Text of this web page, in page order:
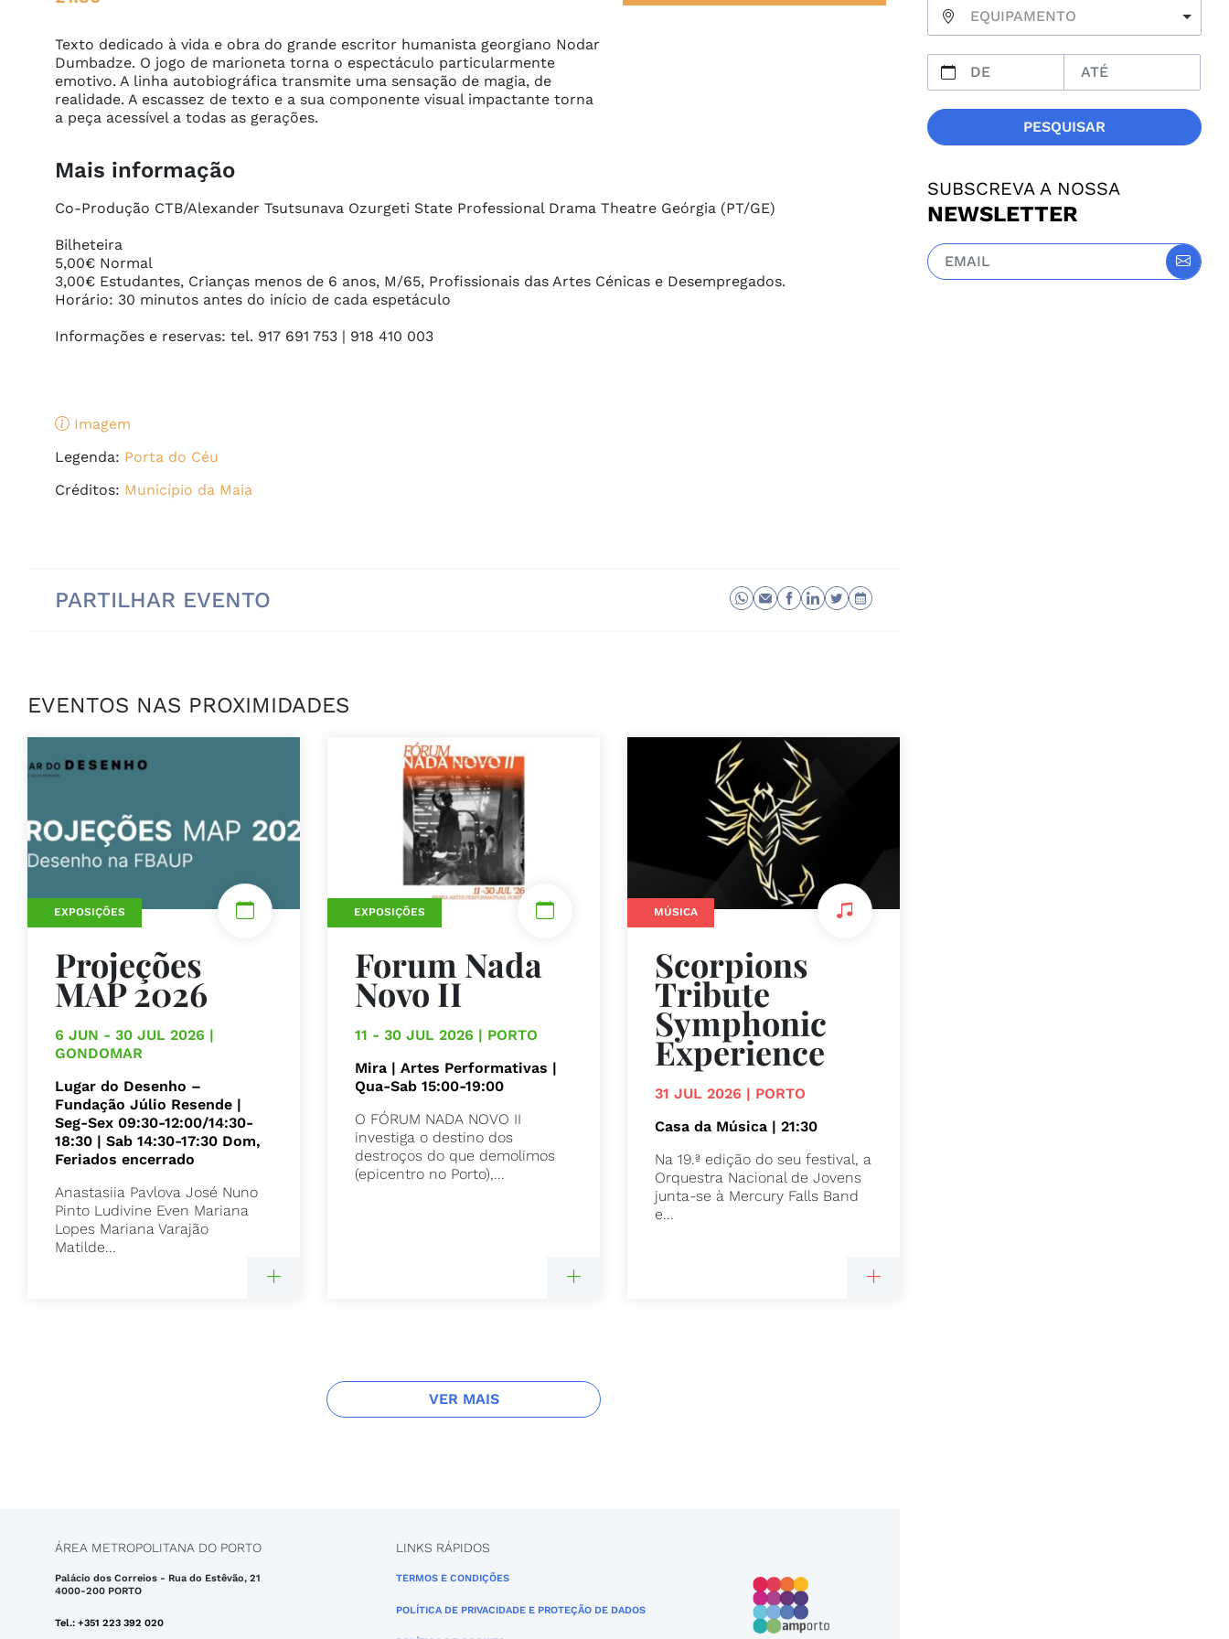
Texto dedicado à vida e obra do grande escritor humanista georgiano Nodar
Dumbadze. O jogo de marioneta torna o espectáculo particularmente
emotivo. A linha autobiográfica transmite uma sensação de magia, de
realidade. A escassez de texto e a sua componente visual impactante torna
a peça acessível a todas as gerações.
Mais informação
Co-Produção CTB/Alexander Tsutsunava Ozurgeti State Professional Drama Theatre Geórgia (PT/GE)
Bilheteira
5,00€ Normal
3,00€ Estudantes, Crianças menos de 6 anos, M/65, Profissionais das Artes Cénicas e Desempregados.
Horário: 30 minutos antes do início de cada espetáculo
Informações e reservas: tel. 917 691 753 | 918 410 003
Imagem
Legenda: Porta do Céu
Créditos: Município da Maia
PARTILHAR EVENTO
EVENTOS NAS PROXIMIDADES
EXPOSIÇÕES
Projeções
MAP 2026
6 JUN - 30 JUL 2026 |
GONDOMAR
Lugar do Desenho –
Fundação Júlio Resende |
Seg-Sex 09:30-12:00/14:30-
18:30 | Sab 14:30-17:30 Dom,
Feriados encerrado
Anastasiia Pavlova José Nuno
Pinto Ludivine Even Mariana
Lopes Mariana Varajão
Matilde...
EXPOSIÇÕES
Forum Nada
Novo II
11 - 30 JUL 2026 | PORTO
Mira | Artes Performativas |
Qua-Sab 15:00-19:00
O FÓRUM NADA NOVO II
investiga o destino dos
destroços do que demolimos
(epicentro no Porto),...
MÚSICA
Scorpions
Tribute
Symphonic
Experience
31 JUL 2026 | PORTO
Casa da Música | 21:30
Na 19.ª edição do seu festival, a
Orquestra Nacional de Jovens
junta-se à Mercury Falls Band
e...
VER MAIS
ÁREA METROPOLITANA DO PORTO
Palácio dos Correios - Rua do Estêvão, 21
4000-200 PORTO
Tel.: +351 223 392 020
LINKS RÁPIDOS
TERMOS E CONDIÇÕES
POLÍTICA DE PRIVACIDADE E PROTEÇÃO DE DADOS
EQUIPAMENTO
PESQUISAR
SUBSCREVA A NOSSA
NEWSLETTER